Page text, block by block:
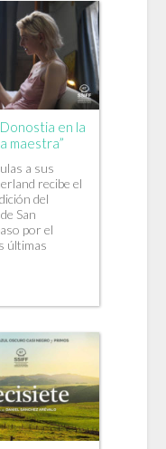
en la
maestra”
a sus
recibe el
del
San
por el
últimas